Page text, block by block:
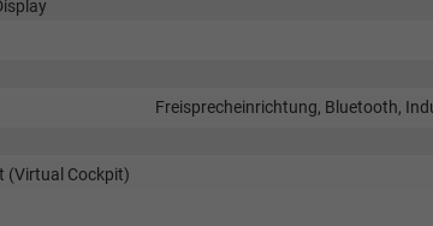
Freisprecheinrichtung, Bluetooth,
(Virtual Cockpit)